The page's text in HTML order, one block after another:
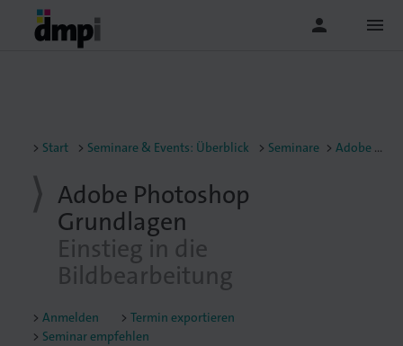
person menu
Start Seminare & Events: Überblick Seminare Adobe Photoshop Grundlagen: Einstieg in die Bildbearbeitung
Adobe Photoshop
Grundlagen
Einstieg in die
Bildbearbeitung
Anmelden
Termin exportieren
Seminar empfehlen